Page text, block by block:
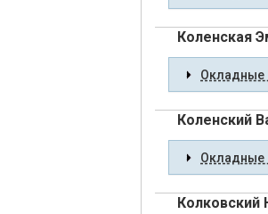
Коленская
Окладные
Коленский
Окладные
Колковский